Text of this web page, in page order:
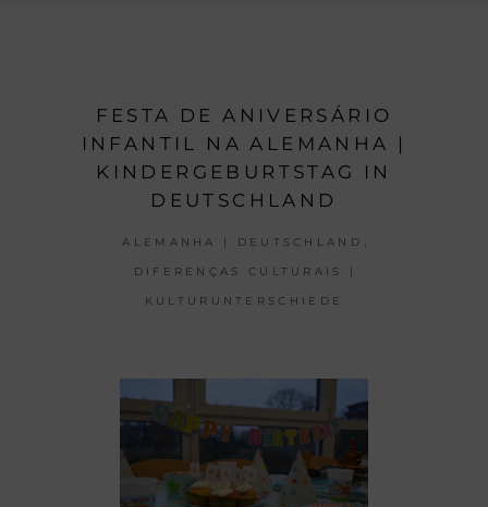
FESTA DE ANIVERSÁRIO
INFANTIL NA ALEMANHA |
KINDERGEBURTSTAG IN
DEUTSCHLAND
ALEMANHA | DEUTSCHLAND
DIFERENÇAS CULTURAIS |
KULTURUNTERSCHIEDE